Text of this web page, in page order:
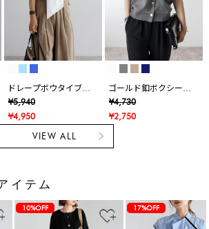
ドレープボウタイブラ
ウス
¥5,940
¥4,950
ゴールド釦ボクシーニ
ットベスト
¥4,730
¥2,750
VIEW ALL
イテム
10%OFF 17%OFF